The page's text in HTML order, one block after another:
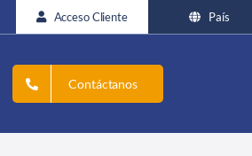
Acceso Cliente País
Contáctanos